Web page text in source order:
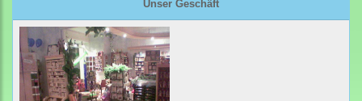
Unser Geschäft